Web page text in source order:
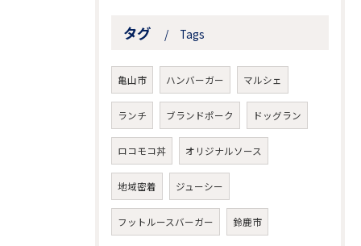
タグ Tags
亀山市 ハンバーガー マルシェ
ランチ ブランドポーク ドッグラン
ロコモコ丼 オリジナルソース
地域密着 ジューシー
フットルースバーガー 鈴鹿市